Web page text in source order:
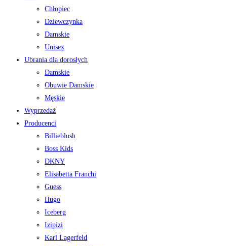
Chłopiec
Dziewczynka
Damskie
Unisex
Ubrania dla dorosłych
Damskie
Obuwie Damskie
Męskie
Wyprzedaż
Producenci
Billieblush
Boss Kids
DKNY
Elisabetta Franchi
Guess
Hugo
Iceberg
Izipizi
Karl Lagerfeld